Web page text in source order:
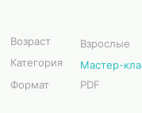
Возраст
Взрослые
Категория
Мастер-
Формат
PDF